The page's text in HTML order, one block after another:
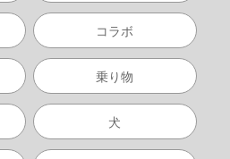
コラボ
乗り物
犬